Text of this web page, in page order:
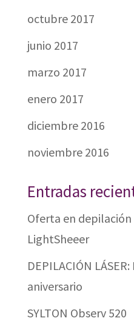
octubre 2017
junio 2017
marzo 2017
enero 2017
diciembre 2016
noviembre 2016
Entradas
Oferta en
LightSheeer
DEPILACIÓN
aniversario
SYLTON Observ 520